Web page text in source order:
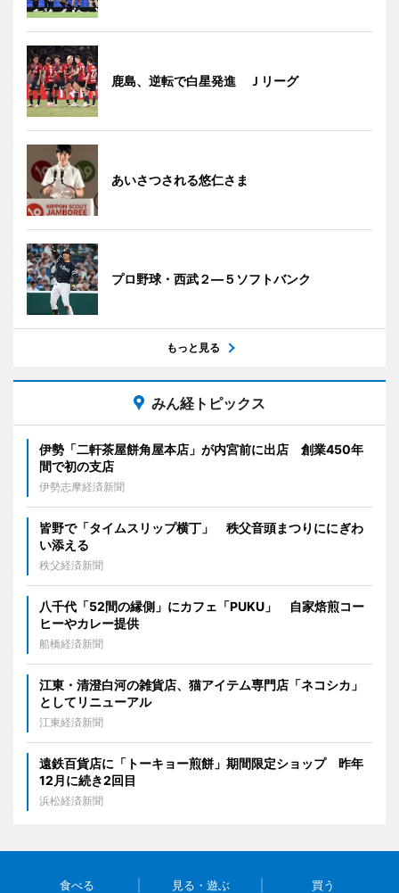
鹿島、逆転で白星発進 Ｊリーグ
あいさつされる悠仁さま
プロ野球・西武２―５ソフトバンク
もっと見る
みん経トピックス
伊勢「二軒茶屋餅角屋本店」が内宮前に出店 創業450年
間で初の支店
伊勢志摩経済新聞
皆野で「タイムスリップ横丁」 秩父音頭まつりににぎわ
い添える
秩父経済新聞
八千代「52間の縁側」にカフェ「PUKU」 自家焙煎コー
ヒーやカレー提供
船橋経済新聞
江東・清澄白河の雑貨店、猫アイテム専門店「ネコシカ」
としてリニューアル
江東経済新聞
遠鉄百貨店に「トーキョー煎餅」期間限定ショップ 昨年
12月に続き2回目
浜松経済新聞
食べる 見る・遊ぶ 買う